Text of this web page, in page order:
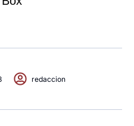
redaccion